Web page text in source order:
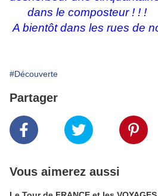
dans le composteur ! ! !
A bientôt dans les rues de
#Découverte
Partager
Vous aimerez aussi